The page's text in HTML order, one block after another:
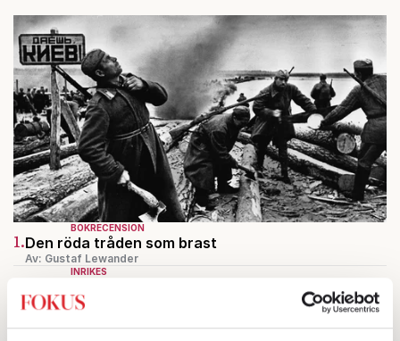
BOKRECENSION
1.Den röda tråden som brast
Av: Gustaf Lewander
INRIKES
ut